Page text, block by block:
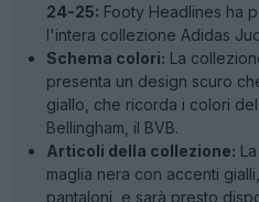
24-25: Footy Headlines ha
l'intera collezione Adidas
Schema colori: La
presenta un design scuro
giallo, che ricorda i colori
Bellingham, il BVB.
Articoli della collezione:
maglia nera con accenti
pantaloni, e sarà presto